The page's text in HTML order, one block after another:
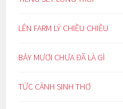
LÊN FARM LÝ CHIỀU CHIỀU
BẢY MƯƠI CHƯA ĐÃ LÀ GÌ
TỨC CẢNH SINH THƠ